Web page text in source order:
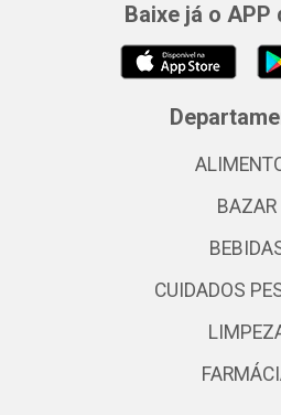
Baixe já o APP
BAZAR
CUIDADOS